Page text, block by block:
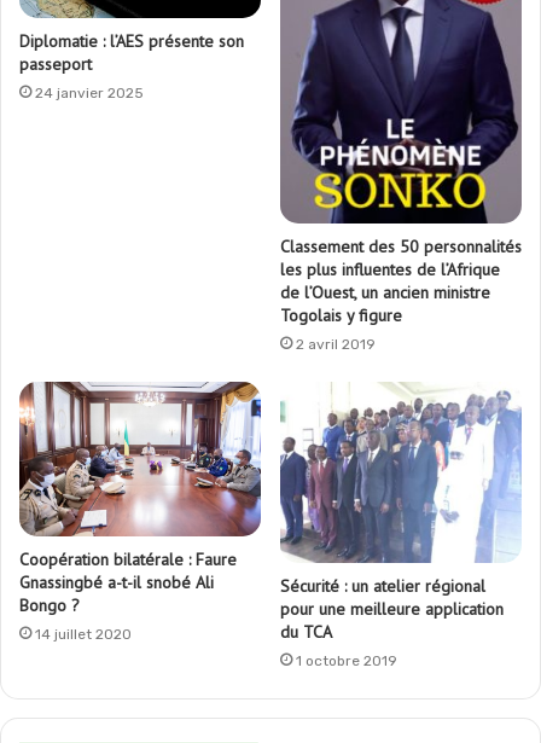
Diplomatie : l’AES présente son
passeport
24 janvier 2025
Classement des 50 personnalités
les plus influentes de l’Afrique
de l’Ouest, un ancien ministre
Togolais y figure
2 avril 2019
Coopération bilatérale : Faure
Gnassingbé a-t-il snobé Ali
Bongo ?
14 juillet 2020
Sécurité : un atelier régional
pour une meilleure application
du TCA
1 octobre 2019